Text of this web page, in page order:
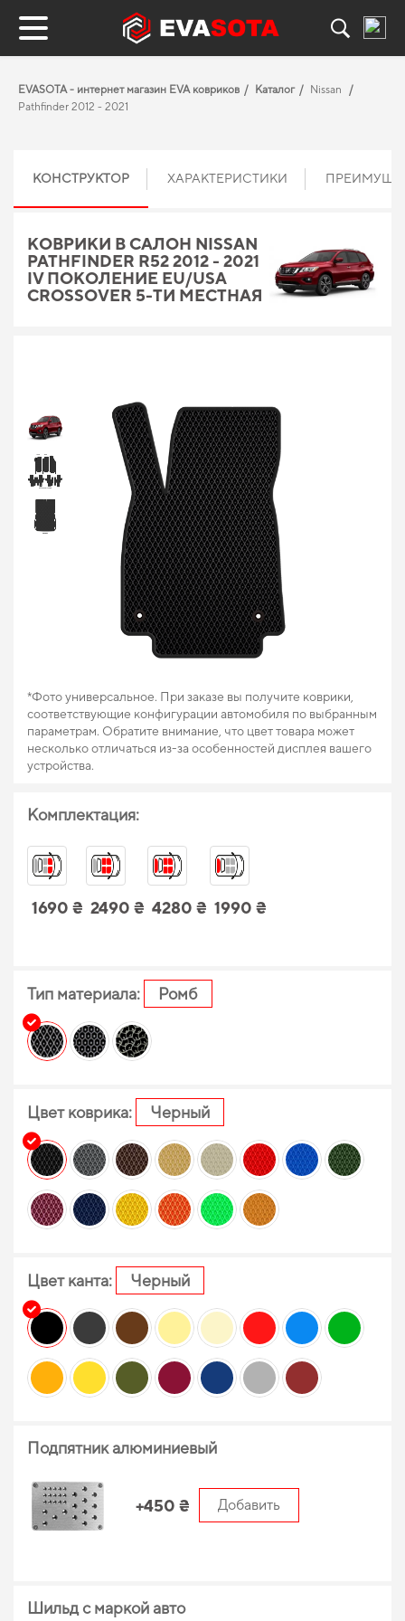
EVASOTA - интернет магазин EVA ковриков Каталог
Nissan
Pathfinder 2012 - 2021
КОНСТРУКТОР ХАРАКТЕРИСТИКИ
КОВРИКИ В САЛОН NISSAN
PATHFINDER R52 2012 - 2021
IV ПОКОЛЕНИЕ EU/USA
CROSSOVER 5-ТИ МЕСТНАЯ
*Фото универсальное. При заказе вы получите коврики,
соответствующие конфигурации автомобиля по выбранным
параметрам. Обратите внимание, что цвет товара может
несколько отличаться из-за особенностей дисплея вашего
устройства.
Комплектация:
1690 ₴ 2490 ₴ 4280 ₴ 1990 ₴
Тип материала: Ромб
Цвет коврика: Черный
Цвет канта: Черный
Подпятник алюминиевый
+450 ₴ Добавить
Шильд с маркой авто